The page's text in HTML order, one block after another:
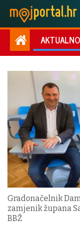
AKTUALNO
Gradonačelnik
zamjenik župana
BBŽ